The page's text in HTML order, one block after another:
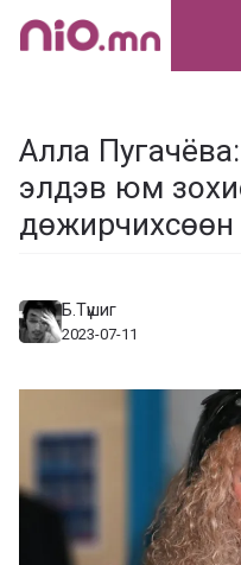
Skip
Алла
элдэв юм
дөжирчихсөөн
Б.Түшиг
2023-07-11